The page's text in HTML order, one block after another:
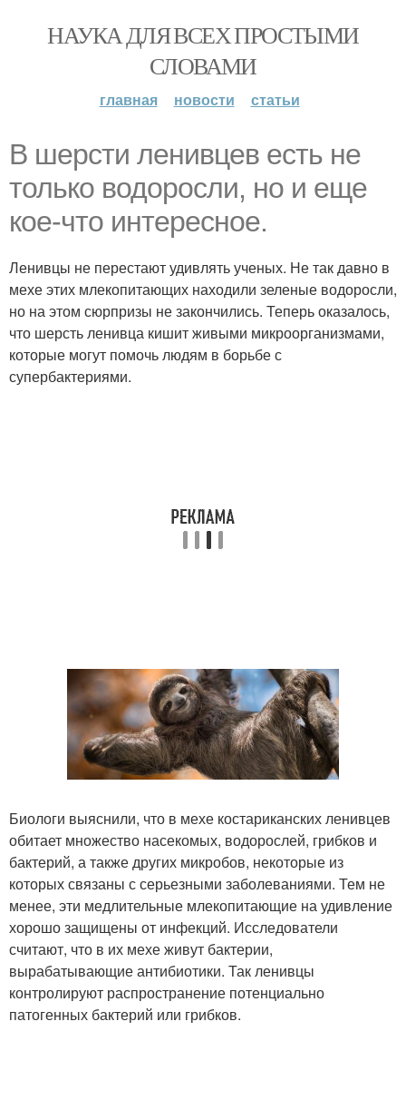
НАУКА ДЛЯ ВСЕХ ПРОСТЫМИ
СЛОВАМИ
главная новости статьи
В шерсти ленивцев есть не
только водоросли, но и еще
кое-что интересное.
Ленивцы не перестают удивлять ученых. Не так давно в
мехе этих млекопитающих находили зеленые водоросли,
но на этом сюрпризы не закончились. Теперь оказалось,
что шерсть ленивца кишит живыми микроорганизмами,
которые могут помочь людям в борьбе с
супербактериями.
Биологи выяснили, что в мехе костариканских ленивцев
обитает множество насекомых, водорослей, грибков и
бактерий, а также других микробов, некоторые из
которых связаны с серьезными заболеваниями. Тем не
менее, эти медлительные млекопитающие на удивление
хорошо защищены от инфекций. Исследователи
считают, что в их мехе живут бактерии,
вырабатывающие антибиотики. Так ленивцы
контролируют распространение потенциально
патогенных бактерий или грибков.